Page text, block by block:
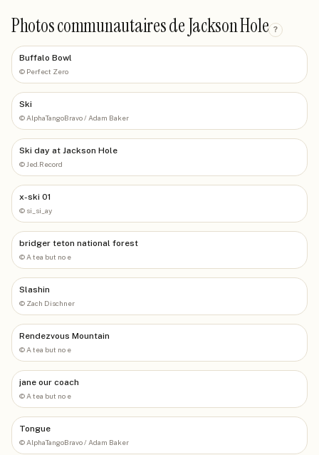
Photos communautaires de Jackson Hole ?
Buffalo Bowl
© Perfect Zero
Ski
© AlphaTangoBravo / Adam Baker
Ski day at Jackson Hole
© Jed.Record
x-ski 01
© si_si_ay
bridger teton national forest
© A tea but no e
Slashin
© Zach Dischner
Rendezvous Mountain
© A tea but no e
jane our coach
© A tea but no e
Tongue
© AlphaTangoBravo / Adam Baker